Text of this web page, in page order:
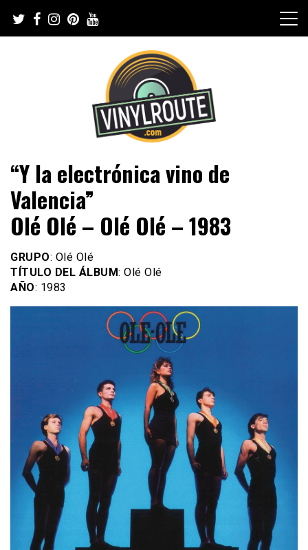
content
VinylRoute
“Y la electrónica vino de
Valencia”
Olé Olé – Olé Olé – 1983
GRUPO: Olé Olé
TÍTULO DEL ÁLBUM: Olé Olé
AÑO: 1983